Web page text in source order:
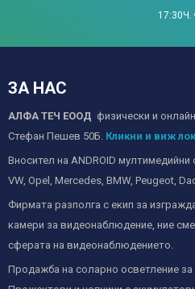
17:30Ч.
ЗА НАС
АЛФА ТЕЧ ЕООД физически и
Стефан Пешев 50Б. Кликни и виж
Вносител на ANDROID
VW, Opel, Mercedes, BMW, Peugeot,
Фирмата разполга с екип за
камери за видеонаблюдение, ние
сферата на видеонаблюдението.
Продажба на соларно осветление